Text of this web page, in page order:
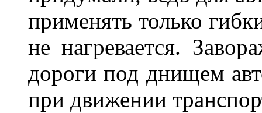
применять только
не нагревается.
дороги под днищем
при движении